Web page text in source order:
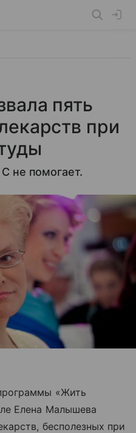
пять
при
не помогает.
«Жить
Елена Малышева
бесполезных при